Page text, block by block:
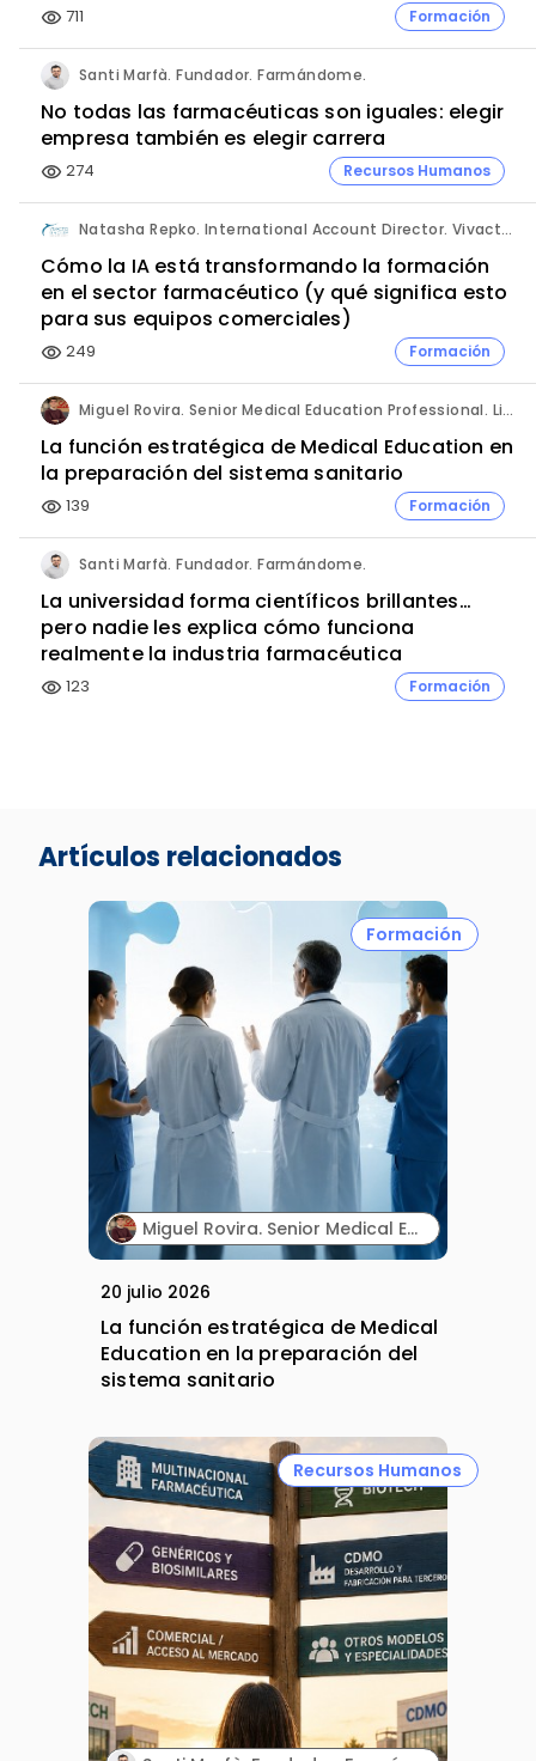
visibility 711 Formación
Santi Marfà. Fundador. Farmándome.
No todas las farmacéuticas son iguales: elegir
empresa también es elegir carrera
visibility 274 Recursos Humanos
Natasha Repko. International Account Director. Vivactis Group.
Cómo la IA está transformando la formación
en el sector farmacéutico (y qué significa esto
para sus equipos comerciales)
visibility 249 Formación
Miguel Rovira. Senior Medical Education Professional. Lilly.
La función estratégica de Medical Education en
la preparación del sistema sanitario
visibility 139 Formación
Santi Marfà. Fundador. Farmándome.
La universidad forma científicos brillantes…
pero nadie les explica cómo funciona
realmente la industria farmacéutica
visibility 123 Formación
Artículos relacionados
Formación
Miguel Rovira. Senior Medical Education Professional. Lilly.
20 julio 2026
La función estratégica de Medical
Education en la preparación del
sistema sanitario
Recursos Humanos